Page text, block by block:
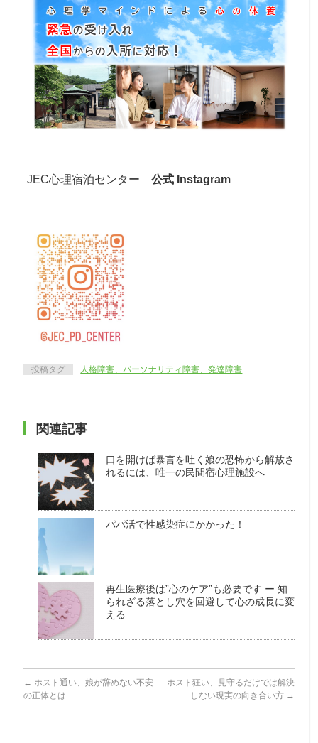
JEC心理宿泊センター公式 Instagram
投稿タグ 人格障害、パーソナリティ障害、発達障害
関連記事
口を開けば暴言を吐く娘の恐怖から解放さ
れるには、唯一の民間宿心理施設へ
パパ活で性感染症にかかった！
再生医療後は”心のケア”も必要です ー 知
られざる落とし穴を回避して心の成長に変
える
← ホスト通い、娘が辞めない不安
の正体とは
ホスト狂い、見守るだけでは解決
しない現実の向き合い方 →